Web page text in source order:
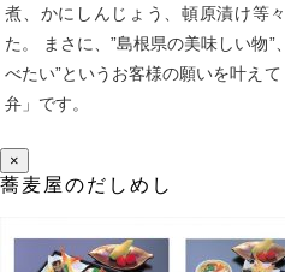
煮、かにしんじょう、頓原漬け等
た。 まさに、”島根県の美味しい物
べたい”というお客様の願いを叶え
弁」です。
×
蕎麦屋のだしめし